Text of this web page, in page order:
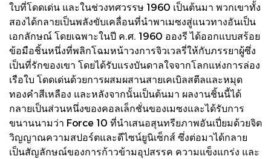
ใบที่โดดเด่น และในช่วงทศวรรษ 1960 เป็นต้นมา พวกเขาทั้ง
สองได้กลายเป็นพลังขับเคลื่อนที่นำพาเมซงสู่แนวทางอันเป็น
เอกลักษณ์ โดยเฉพาะในปี ค.ศ. 1960 อองรี ได้ออกแบบสร้อย
ข้อมือชิ้นหนึ่งที่พลิกโฉมหน้าวงการจิวเวลรี่ให้กับภรรยาผู้ซึ่ง
เป็นที่รักของเขา โดยได้รับแรงบันดาลใจจากโลกแห่งการล่อง
เรือใบ โดดเด่นด้วยการผสมผสานสายเคเบิลสตีลและหมุด
ทองคำสีเหลือง และหลังจากนั้นเป็นต้นมา ผลงานชิ้นนี้ได้
กลายเป็นส่วนหนึ่งของคอลเล็กชั่นของเมซงและได้รับการ
ขนานนามว่า Force 10 ที่นำเสนอสุนทรียภาพอันเปี่ยมด้วยจิต
วิญญาณความสปอร์ตและดีไซน์ยูนิเซ็กส์ ซึ่งต่อมาได้กลาย
เป็นสัญลักษณ์ของการก้าวข้ามอุปสรรค ความแข็งแกร่ง และ